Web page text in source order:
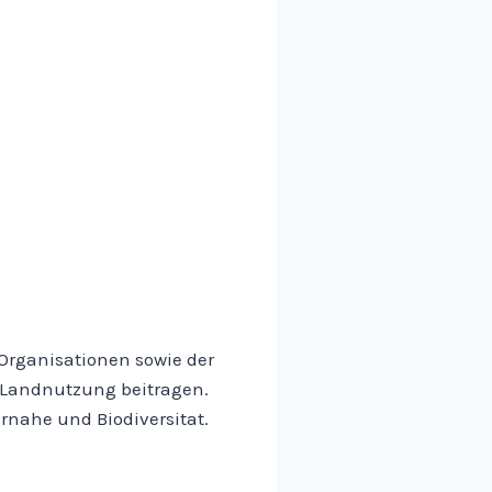
sowie der
beitragen.
und Biodiversitat.